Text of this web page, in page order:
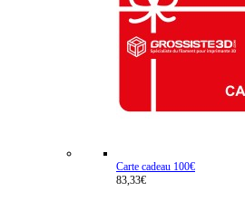
Carte cadeau 100€
83,33€